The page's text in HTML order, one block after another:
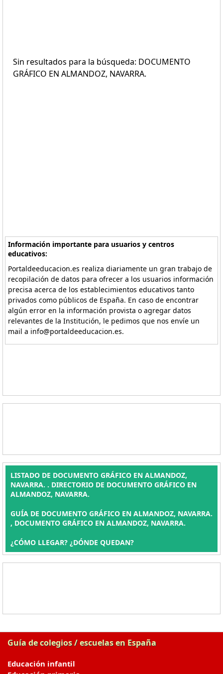
Sin resultados para la búsqueda: DOCUMENTO
GRÁFICO EN ALMANDOZ, NAVARRA.
Información importante para usuarios y centros
educativos:
Portaldeeducacion.es realiza diariamente un gran trabajo de
recopilación de datos para ofrecer a los usuarios información
precisa acerca de los establecimientos educativos tanto
privados como públicos de España. En caso de encontrar
algún error en la información provista o agregar datos
relevantes de la Institución, le pedimos que nos envíe un
mail a info@portaldeeducacion.es.
LISTADO DE DOCUMENTO GRÁFICO EN ALMANDOZ,
NAVARRA. . DIRECTORIO DE DOCUMENTO GRÁFICO EN
ALMANDOZ, NAVARRA.
GUÍA DE DOCUMENTO GRÁFICO EN ALMANDOZ, NAVARRA.
, DOCUMENTO GRÁFICO EN ALMANDOZ, NAVARRA.
¿CÓMO LLEGAR? ¿DÓNDE QUEDAN?
Guía de colegios / escuelas en España
Educación infantil